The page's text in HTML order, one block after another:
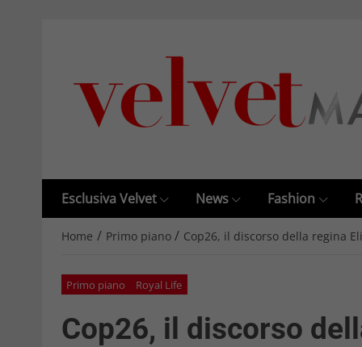
Esclusiva Velvet News Fashion
Home / Primo piano / Cop26, il discorso della regina
Primo piano Royal Life
Cop26, il discorso